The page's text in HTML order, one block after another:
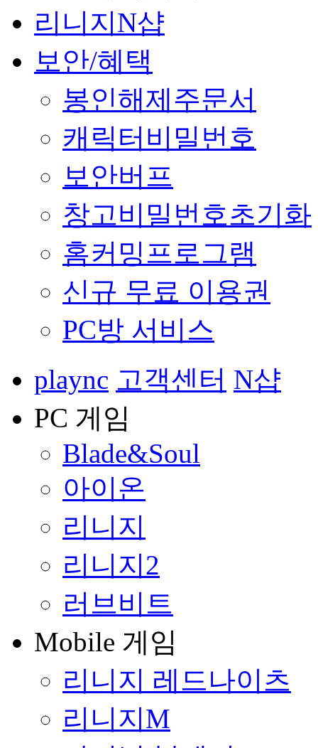
리니지N샵
보안/혜택
봉인해제주문서
캐릭터비밀번호
보안버프
창고비밀번호초기화
홈커밍프로그램
신규 무료 이용권
PC방 서비스
plaync 고객센터 N샵
PC 게임
Blade&Soul
아이온
리니지
리니지2
러브비트
Mobile 게임
리니지 레드나이츠
리니지M